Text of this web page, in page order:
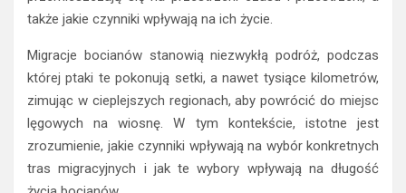
także jakie czynniki wpływają na ich życie.
Migracje bocianów stanowią niezwykłą podróż, podczas
której ptaki te pokonują setki, a nawet tysiące kilometrów,
zimując w cieplejszych regionach, aby powrócić do miejsc
lęgowych na wiosnę. W tym kontekście, istotne jest
zrozumienie, jakie czynniki wpływają na wybór konkretnych
tras migracyjnych i jak te wybory wpływają na długość